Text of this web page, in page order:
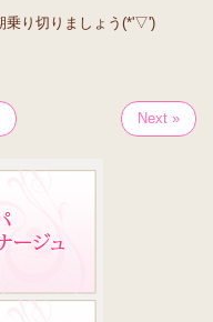
乗り切りましょう(*'▽')
Next »